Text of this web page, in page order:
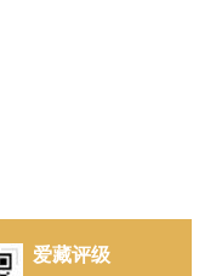
爱藏评级